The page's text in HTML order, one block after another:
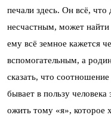
печали здесь. Он всё, что
несчастным, может найти
ему всё земное кажется
вспомогательным, а
сказать, что
бывает в пользу
ожить тому «я», которое